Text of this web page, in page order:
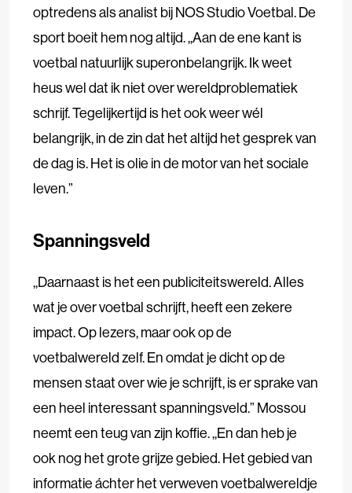
optredens als analist bij NOS Studio Voetbal. De
sport boeit hem nog altijd. ,,Aan de ene kant is
voetbal natuurlijk superonbelangrijk. Ik weet
heus wel dat ik niet over wereldproblematiek
schrijf. Tegelijkertijd is het ook weer wél
belangrijk, in de zin dat het altijd het gesprek van
de dag is. Het is olie in de motor van het sociale
leven.”
Spanningsveld
,,Daarnaast is het een publiciteitswereld. Alles
wat je over voetbal schrijft, heeft een zekere
impact. Op lezers, maar ook op de
voetbalwereld zelf. En omdat je dicht op de
mensen staat over wie je schrijft, is er sprake van
een heel interessant spanningsveld.” Mossou
neemt een teug van zijn koffie. ,,En dan heb je
ook nog het grote grijze gebied. Het gebied van
informatie áchter het verweven voetbalwereldje